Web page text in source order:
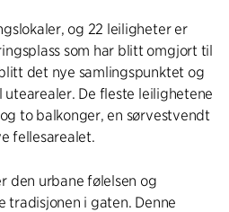
og 22 leiligheter er
som har blitt omgjort til
det nye samlingspunktet og
De fleste leilighetene
to balkonger, en sørvestvendt
fellesarealet.
den urbane følelsen og
tradisjonen i gaten. Denne